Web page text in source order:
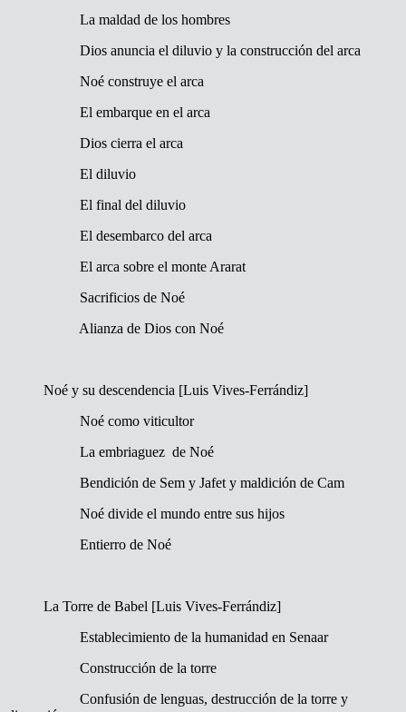
La maldad de los hombres
Dios anuncia el diluvio y la construcción del arca
Noé construye el arca
El embarque en el arca
Dios cierra el arca
El diluvio
El final del diluvio
El desembarco del arca
El arca sobre el monte Ararat
Sacrificios de Noé
Alianza de Dios con Noé
Noé y su descendencia [Luis Vives-Ferrándiz]
Noé como viticultor
La embriaguez de Noé
Bendición de Sem y Jafet y maldición de Cam
Noé divide el mundo entre sus hijos
Entierro de Noé
La Torre de Babel [Luis Vives-Ferrándiz]
Establecimiento de la humanidad en Senaar
Construcción de la torre
Confusión de lenguas, destrucción de la torre y